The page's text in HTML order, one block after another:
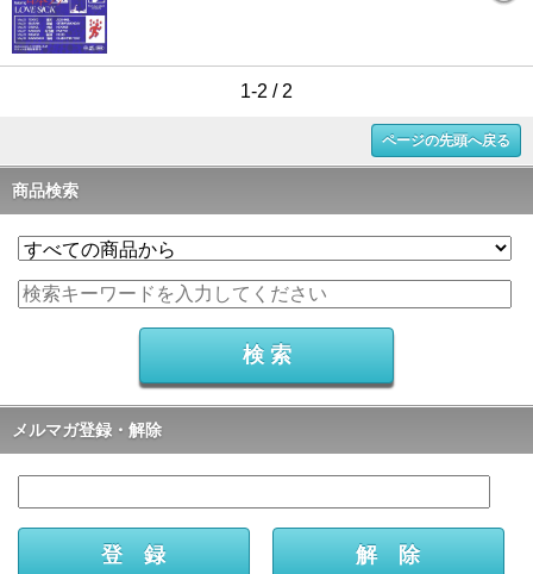
1-2 / 2
ページの先頭へ戻る
商品検索
メルマガ登録・解除